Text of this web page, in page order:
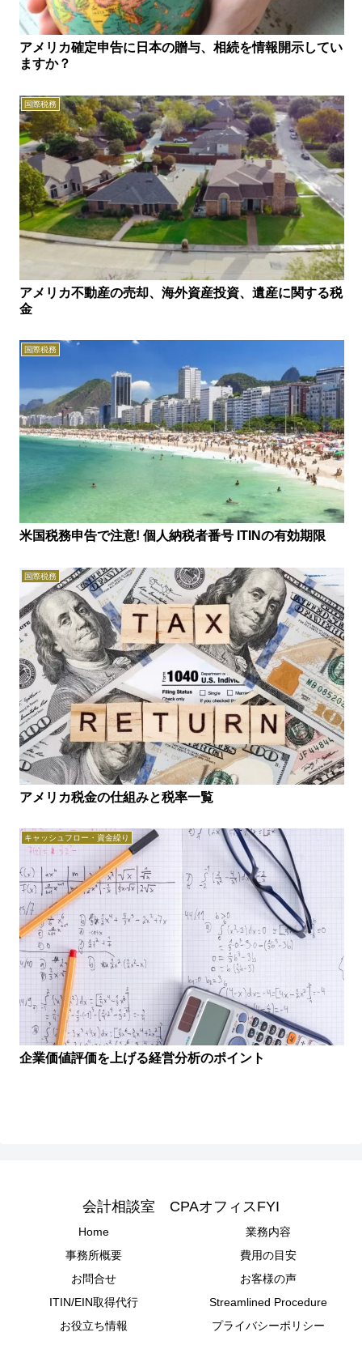
アメリカ確定申告に日本の贈与、相続を情報開示してい
ますか？
国際税務
アメリカ不動産の売却、海外資産投資、遺産に関する税
金
国際税務
米国税務申告で注意! 個人納税者番号 ITINの有効期限
国際税務
アメリカ税金の仕組みと税率一覧
キャッシュフロー・資金繰り
企業価値評価を上げる経営分析のポイント
会計相談室 CPAオフィスFYI
Home
業務内容
事務所概要
費用の目安
お問合せ
お客様の声
ITIN/EIN取得代行
Streamlined Procedure
お役立ち情報
プライバシーポリシー